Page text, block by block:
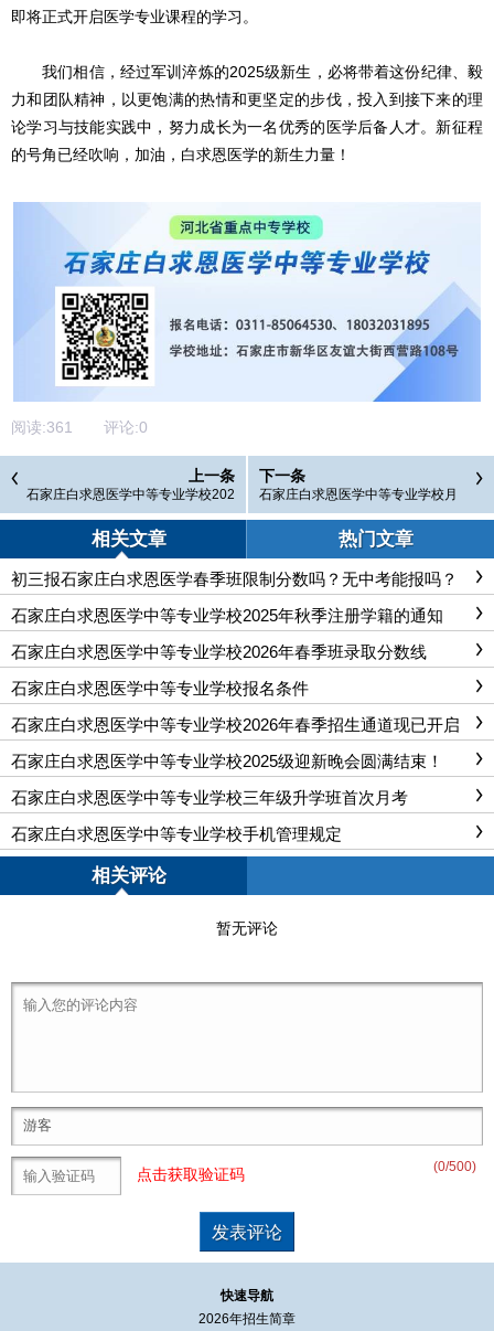
即将正式开启医学专业课程的学习。
我们相信，经过军训淬炼的2025级新生，必将带着这份纪律、毅
力和团队精神，以更饱满的热情和更坚定的步伐，投入到接下来的理
论学习与技能实践中，努力成长为一名优秀的医学后备人才。新征程
的号角已经吹响，加油，白求恩医学的新生力量！
阅读:361 评论:0
上一条
石家庄白求恩医学中等专业学校202
下一条
石家庄白求恩医学中等专业学校月
相关文章 热门文章
初三报石家庄白求恩医学春季班限制分数吗？无中考能报吗？
石家庄白求恩医学中等专业学校2025年秋季注册学籍的通知
石家庄白求恩医学中等专业学校2026年春季班录取分数线
石家庄白求恩医学中等专业学校报名条件
石家庄白求恩医学中等专业学校2026年春季招生通道现已开启
石家庄白求恩医学中等专业学校2025级迎新晚会圆满结束！
石家庄白求恩医学中等专业学校三年级升学班首次月考
石家庄白求恩医学中等专业学校手机管理规定
相关评论
暂无评论
(0/500)
点击获取验证码
快速导航
2026年招生简章